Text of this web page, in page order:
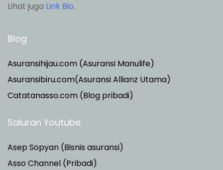
Lihat juga Link Bio.
Blog
Asuransihijau.com (Asuransi Manulife)
Asuransibiru.com(Asuransi Allianz Utama)
Catatanasso.com (Blog pribadi)
Saluran Youtube
Asep Sopyan (Bisnis asuransi)
Asso Channel (Pribadi)